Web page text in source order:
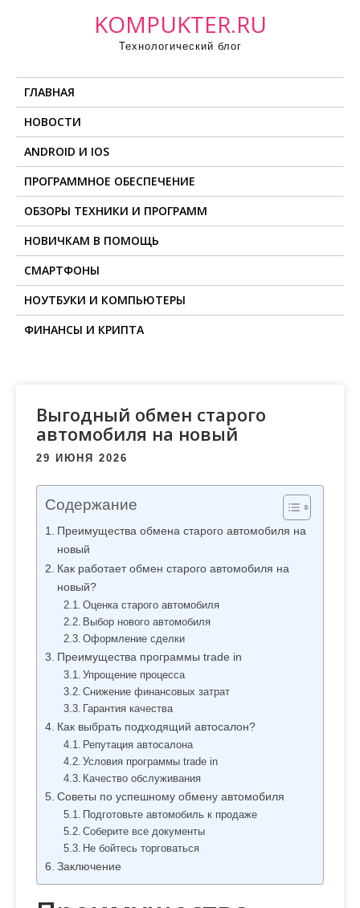
KOMPUKTER.RU
Технологический блог
ГЛАВНАЯ
НОВОСТИ
ANDROID И IOS
ПРОГРАММНОЕ ОБЕСПЕЧЕНИЕ
ОБЗОРЫ ТЕХНИКИ И ПРОГРАММ
НОВИЧКАМ В ПОМОЩЬ
СМАРТФОНЫ
НОУТБУКИ И КОМПЬЮТЕРЫ
ФИНАНСЫ И КРИПТА
Выгодный обмен старого
автомобиля на новый
29 ИЮНЯ 2026
Содержание
Преимущества обмена старого автомобиля на
новый
Как работает обмен старого автомобиля на
новый?
Оценка старого автомобиля
Выбор нового автомобиля
Оформление сделки
Преимущества программы trade in
Упрощение процесса
Снижение финансовых затрат
Гарантия качества
Как выбрать подходящий автосалон?
Репутация автосалона
Условия программы trade in
Качество обслуживания
Советы по успешному обмену автомобиля
Подготовьте автомобиль к продаже
Соберите все документы
Не бойтесь торговаться
Заключение